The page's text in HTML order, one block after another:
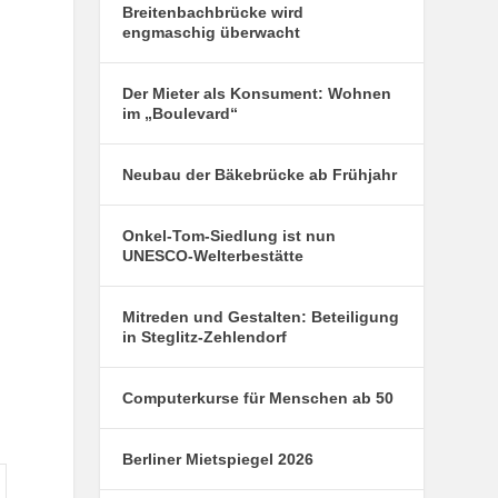
Breitenbachbrücke wird
engmaschig überwacht
Der Mieter als Konsument: Wohnen
im „Boulevard“
Neubau der Bäkebrücke ab Frühjahr
Onkel-Tom-Siedlung ist nun
UNESCO-Welterbestätte
Mitreden und Gestalten: Beteiligung
in Steglitz-Zehlendorf
Computerkurse für Menschen ab 50
Berliner Mietspiegel 2026